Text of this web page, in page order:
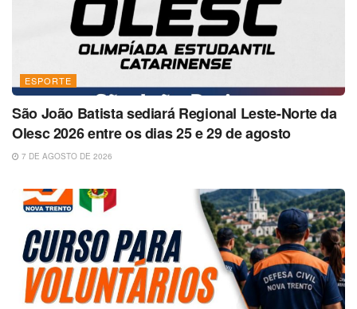
ESPORTE
São João Batista sediará Regional Leste-Norte da
Olesc 2026 entre os dias 25 e 29 de agosto
7 DE AGOSTO DE 2026